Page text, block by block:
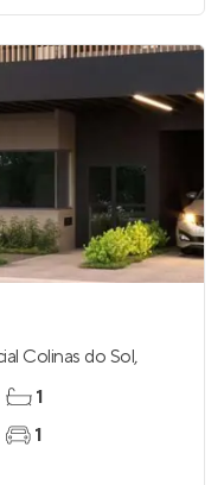
Colinas do Sol,
1
1